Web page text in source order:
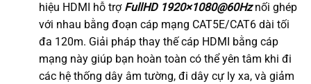
hiệu HDMI hỗ trợ FullHD 1920×1080@60Hznối ghép
với nhau bằng đoạn cáp mạng CAT5E/CAT6 dài tối
đa 120m. Giải pháp thay thế cáp HDMI bằng cáp
mạng này giúp bạn hoàn toàn có thể yên tâm khi đi
các hệ thống dây âm tường, đi dây cự ly xa, và giảm